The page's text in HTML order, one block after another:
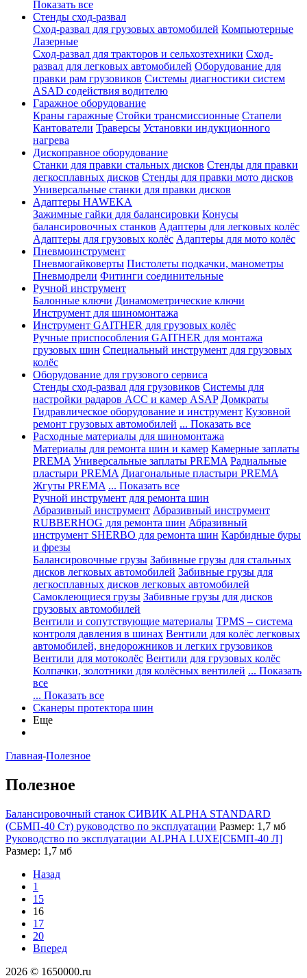
Показать все
Стенды сход-развал
Сход-развал для грузовых автомобилей Компьютерные
Лазерные
Сход-развал для тракторов и сельхозтехники Сход-
развал для легковых автомобилей Оборудование для
правки рам грузовиков Системы диагностики систем
ASAD содействия водителю
Гаражное оборудование
Краны гаражные Стойки трансмиссионные Стапели
Кантователи Траверсы Установки индукционного
нагрева
Дископравное оборудование
Станки для правки стальных дисков Стенды для правки
легкосплавных дисков Стенды для правки мото дисков
Универсальные станки для правки дисков
Адаптеры HAWEKA
Зажимные гайки для балансировки Конусы
балансировочных станков Адаптеры для легковых колёс
Адаптеры для грузовых колёс Адаптеры для мото колёс
Пневмоинструмент
Пневмогайковерты Пистолеты подкачки, манометры
Пневмодрели Фитинги соединительные
Ручной инструмент
Балонные ключи Динамометрические ключи
Инструмент для шиномонтажа
Инструмент GAITHER для грузовых колёс
Ручные приспособления GAITHER для монтажа
грузовых шин Специальный инструмент для грузовых
колёс
Оборудование для грузового сервиса
Стенды сход-развал для грузовиков Системы для
настройки радаров ACC и камер ASAP Домкраты
Гидравлическое оборудование и инструмент Кузовной
ремонт грузовых автомобилей ... Показать все
Расходные материалы для шиномонтажа
Материалы для ремонта шин и камер Камерные заплаты
PREMA Универсальные заплаты PREMA Радиальные
пластыри PREMA Диагональные пластыри PREMA
Жгуты PREMA ... Показать все
Ручной инструмент для ремонта шин
Абразивный инструмент Абразивный инструмент
RUBBERHOG для ремонта шин Абразивный
инструмент SHERBO для ремонта шин Карбидные буры
и фрезы
Балансировочные грузы Забивные грузы для стальных
дисков легковых автомобилей Забивные грузы для
легкосплавных дисков легковых автомобилей
Самоклеющиеся грузы Забивные грузы для дисков
грузовых автомобилей
Вентили и сопутствующие материалы TPMS – система
контроля давления в шинах Вентили для колёс легковых
автомобилей, внедорожников и легких грузовиков
Вентили для мотоколёс Вентили для грузовых колёс
Колпачки, золотники для колёсных вентилей ... Показать
все
... Показать все
Сканеры протектора шин
Еще
Главная-Полезное
Полезное
Балансировочный станок СИВИК ALPHA STANDARD
(СБМП-40 Ст) руководство по эксплуатации Размер: 1,7 мб
Руководство по эксплуатации ALPHA LUXE[СБМП-40 Л]
Размер: 1,7 мб
Назад
1
15
16
17
20
Вперед
2026 © 1650000.ru